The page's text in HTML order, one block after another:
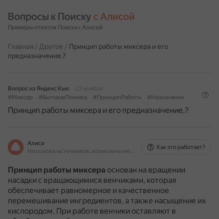
Вопросы к Поиску с Алисой
Примеры ответов Поиска с Алисой
Главная / Другое / Принцип работы миксера и его
предназначение.?
Вопрос из Яндекс Кью
22 ноября
#Миксер
#БытоваяТехника #ПринципРаботы #Назначение
Принцип работы миксера и его предназначение.?
Алиса
На основе источников, возможны неточности
Как это работает?
Принцип работы миксера основан на вращении
насадки с вращающимися венчиками, которая
обеспечивает равномерное и качественное
перемешивание ингредиентов, а также насыщение их
кислородом. При работе венчики оставляют в